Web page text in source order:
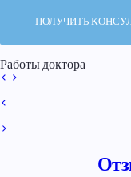
Работы доктора
< >
<
>